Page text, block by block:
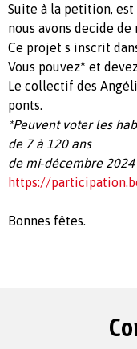
Suite à la petition,
nous avons decide de
Ce projet s inscrit
Vous pouvez* et
Le collectif des
ponts.
*Peuvent voter les
de 7 à 120 ans
de mi‐décembre
https://
Bonnes fêtes.